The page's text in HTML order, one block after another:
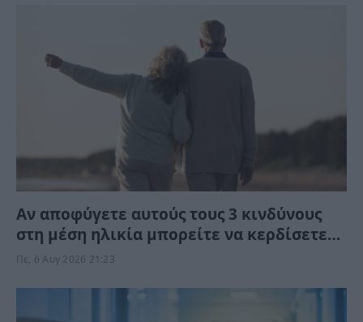
Αν αποφύγετε αυτούς τους 3 κινδύνους
στη μέση ηλικία μπορείτε να κερδίσετε
έως 13 χρόνια ζωής χωρίς άνοια
Πε, 6 Αυγ 2026 21:23